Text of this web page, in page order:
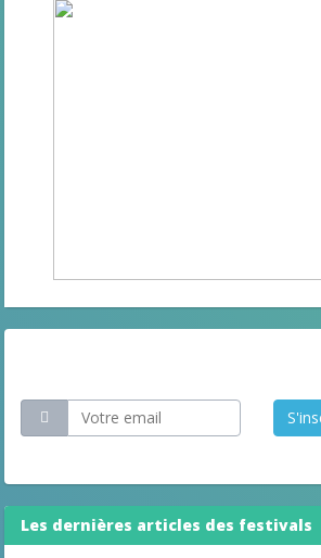
Les dernières articles des festivals